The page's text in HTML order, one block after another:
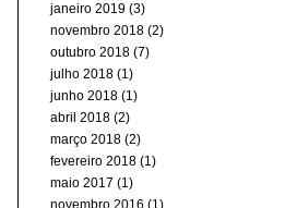
janeiro 2019 (3)
novembro 2018 (2)
outubro 2018 (7)
julho 2018 (1)
junho 2018 (1)
abril 2018 (2)
março 2018 (2)
fevereiro 2018 (1)
maio 2017 (1)
novembro 2016 (1)